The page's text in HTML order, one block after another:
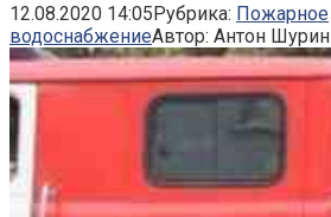
12.08.2020 14:05Рубрика: Пожарное
водоснабжениеАвтор: Антон Шурин